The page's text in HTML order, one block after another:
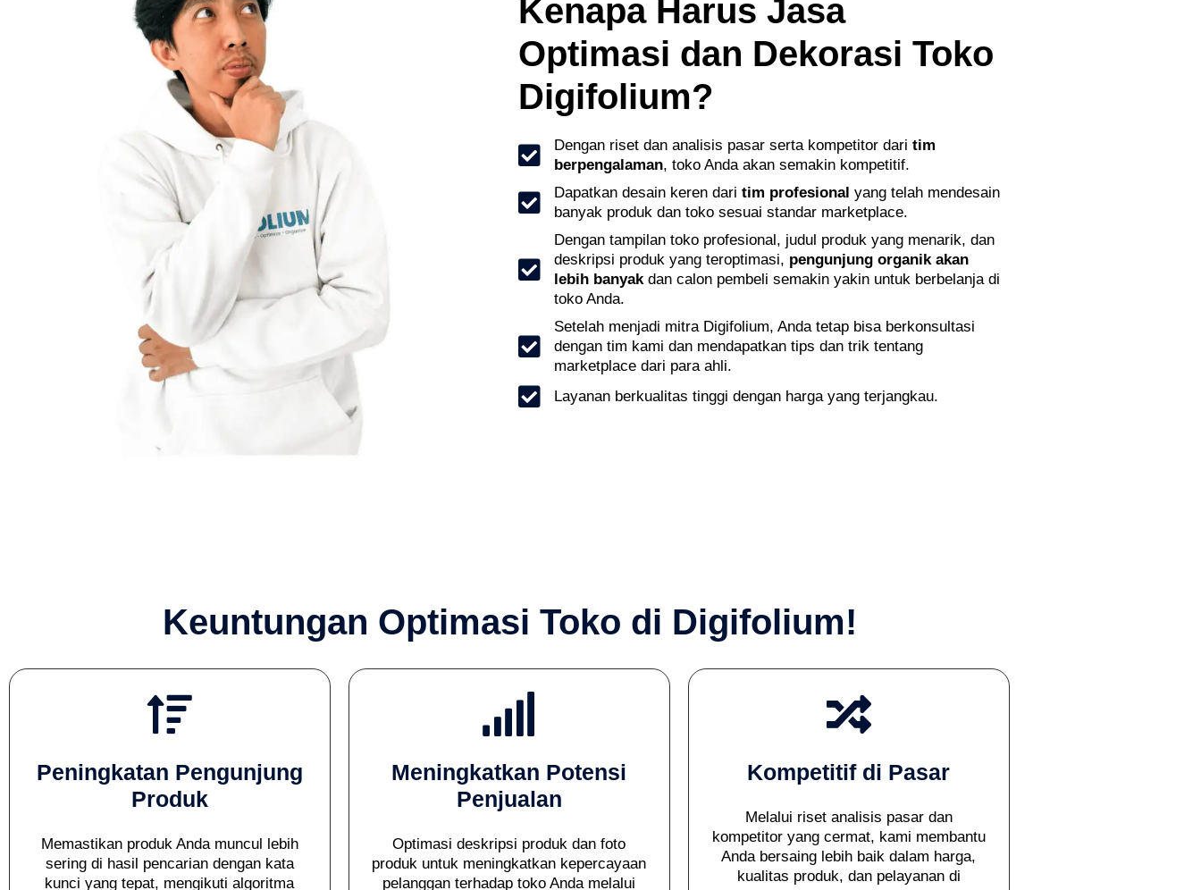
Kenapa Harus Jasa
Optimasi dan Dekorasi Toko
Digifolium?
Dengan riset dan analisis pasar serta kompetitor dari tim
berpengalaman, toko Anda akan semakin kompetitif.
Dapatkan desain keren dari tim profesional yang telah mendesain
banyak produk dan toko sesuai standar marketplace.
Dengan tampilan toko profesional, judul produk yang menarik, dan
deskripsi produk yang teroptimasi, pengunjung organik akan
lebih banyak dan calon pembeli semakin yakin untuk berbelanja di
toko Anda.
Setelah menjadi mitra Digifolium, Anda tetap bisa berkonsultasi
dengan tim kami dan mendapatkan tips dan trik tentang
marketplace dari para ahli.
Layanan berkualitas tinggi dengan harga yang terjangkau.
Keuntungan Optimasi Toko di Digifolium!
Peningkatan Pengunjung
Produk
Memastikan produk Anda muncul lebih
sering di hasil pencarian dengan kata
kunci yang tepat, mengikuti algoritma
Meningkatkan Potensi
Penjualan
Optimasi deskripsi produk dan foto
produk untuk meningkatkan kepercayaan
pelanggan terhadap toko Anda melalui
Kompetitif di Pasar
Melalui riset analisis pasar dan
kompetitor yang cermat, kami membantu
Anda bersaing lebih baik dalam harga,
kualitas produk, dan pelayanan di